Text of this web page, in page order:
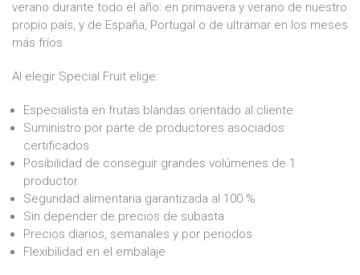
verano durante todo el año: en primavera y verano de nuestro
propio país, y de España, Portugal o de ultramar en los meses
más fríos.
Al elegir Special Fruit elige:
Especialista en frutas blandas orientado al cliente
Suministro por parte de productores asociados
certificados
Posibilidad de conseguir grandes volúmenes de 1
productor
Seguridad alimentaria garantizada al 100 %
Sin depender de precios de subasta
Precios diarios, semanales y por periodos
Flexibilidad en el embalaje